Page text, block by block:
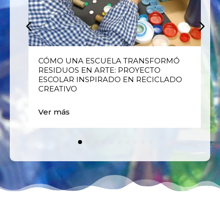
CÓMO UNA ESCUELA TRANSFORMÓ
RESIDUOS EN ARTE: PROYECTO
ESCOLAR INSPIRADO EN RECICLADO
CREATIVO
Ver más